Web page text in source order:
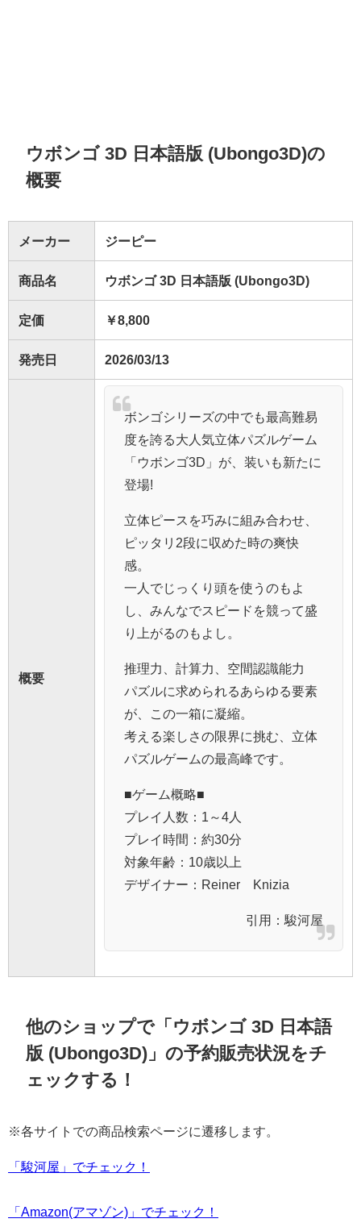
ウボンゴ 3D 日本語版 (Ubongo3D)の
概要
メーカー ジーピー
商品名 ウボンゴ 3D 日本語版 (Ubongo3D)
定価 ￥8,800
発売日 2026/03/13
概要
ボンゴシリーズの中でも最高難易
度を誇る大人気立体パズルゲーム
「ウボンゴ3D」が、装いも新たに
登場!
立体ピースを巧みに組み合わせ、
ピッタリ2段に収めた時の爽快
感。
一人でじっくり頭を使うのもよ
し、みんなでスピードを競って盛
り上がるのもよし。
推理力、計算力、空間認識能力
パズルに求められるあらゆる要素
が、この一箱に凝縮。
考える楽しさの限界に挑む、立体
パズルゲームの最高峰です。
■ゲーム概略■
プレイ人数：1～4人
プレイ時間：約30分
対象年齢：10歳以上
デザイナー：Reiner Knizia
引用： 駿河屋
他のショップで「ウボンゴ 3D 日本語
版 (Ubongo3D)」の予約販売状況をチ
ェックする！
※各サイトでの商品検索ページに遷移します。
「駿河屋」でチェック！
「Amazon(アマゾン)」でチェック！